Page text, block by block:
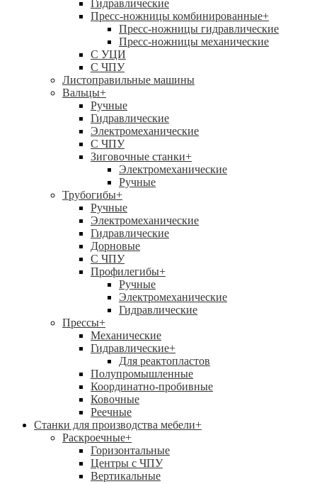
Гидравлические
Пресс-ножницы комбинированные+
Пресс-ножницы гидравлические
Пресс-ножницы механические
С УЦИ
С ЧПУ
Листоправильные машины
Вальцы+
Ручные
Гидравлические
Электромеханические
С ЧПУ
Зиговочные станки+
Электромеханические
Ручные
Трубогибы+
Ручные
Электромеханические
Гидравлические
Дорновые
С ЧПУ
Профилегибы+
Ручные
Электромеханические
Гидравлические
Прессы+
Механические
Гидравлические+
Для реактопластов
Полупромышленные
Координатно-пробивные
Ковочные
Реечные
Станки для производства мебели+
Раскроечные+
Горизонтальные
Центры с ЧПУ
Вертикальные